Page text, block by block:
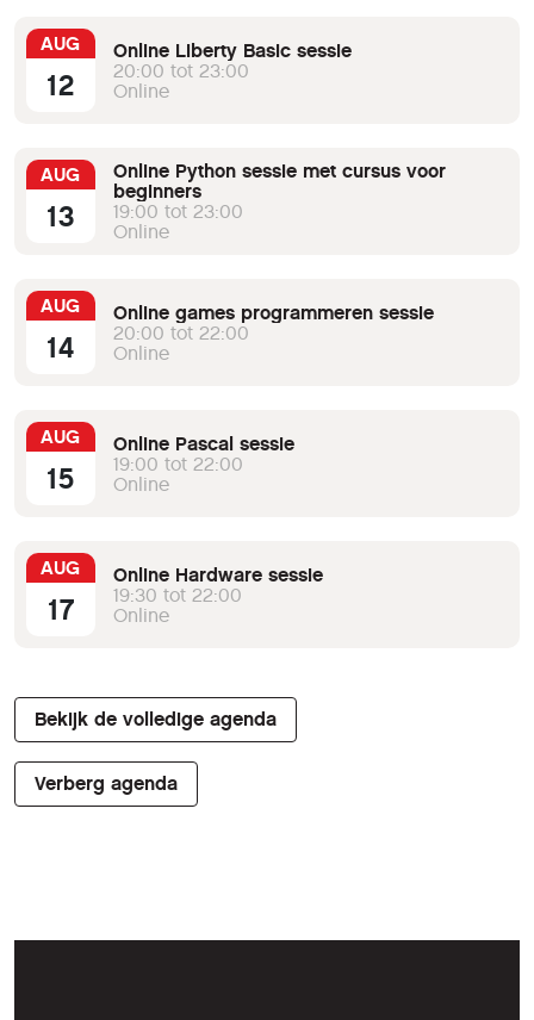
AUG
12
Online Liberty Basic sessie
20:00 tot 23:00
Online
AUG
13
Online Python sessie met cursus voor
beginners
19:00 tot 23:00
Online
AUG
14
Online games programmeren sessie
20:00 tot 22:00
Online
AUG
15
Online Pascal sessie
19:00 tot 22:00
Online
AUG
17
Online Hardware sessie
19:30 tot 22:00
Online
Bekijk de volledige agenda
Verberg agenda